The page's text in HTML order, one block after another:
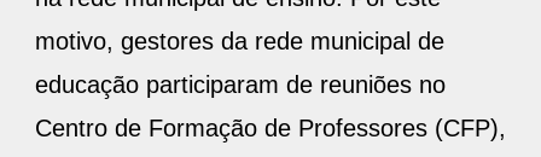
motivo, gestores da rede municipal de
educação participaram de reuniões no
Centro de Formação de Professores (CFP),